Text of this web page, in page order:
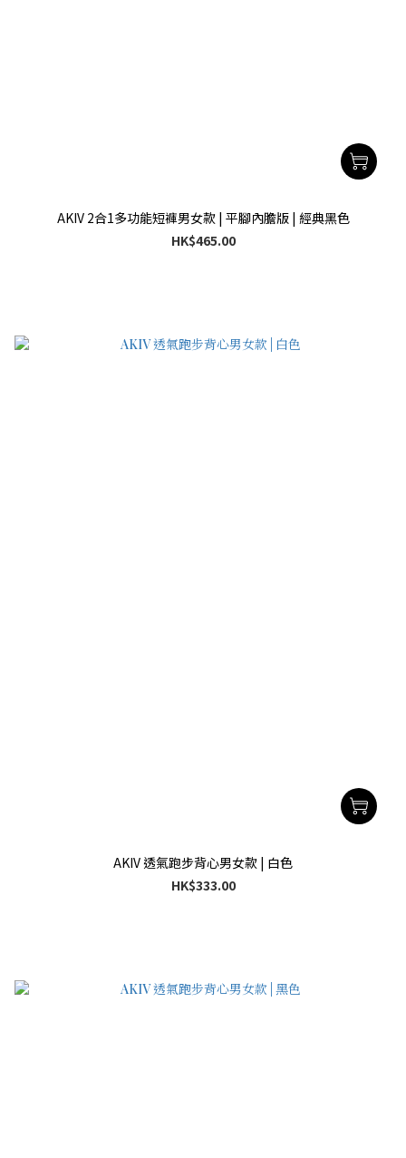
AKIV 2合1多功能短褲男女款 | 平腳內膽版 | 經典黑色
HK$465.00
AKIV 透氣跑步背心男女款 | 白色
HK$333.00